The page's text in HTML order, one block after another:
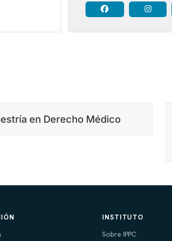
en Derecho Médico
INSTITUTO
Sobre IPPC